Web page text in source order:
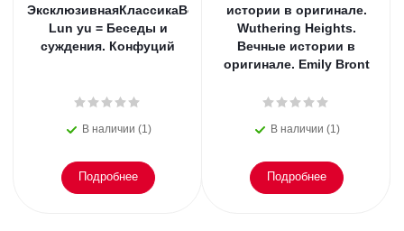
ЭксклюзивнаяКлассикаВосто
Lun yu = Беседы и
суждения. Конфуций
В наличии (1)
Подробнее
истории в оригинале.
Wuthering Heights.
Вечные истории в
оригинале. Emily Bront
В наличии (1)
Подробнее